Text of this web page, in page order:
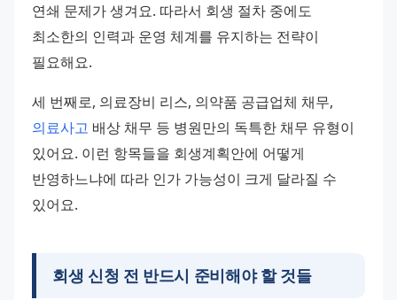
연쇄 문제가 생겨요. 따라서 회생 절차 중에도
최소한의 인력과 운영 체계를 유지하는 전략이
필요해요.
의료사고 배상 채무 등 병원만의 독특한 채무 유형이
있어요. 이런 항목들을 회생계획안에 어떻게
반영하느냐에 따라 인가 가능성이 크게 달라질 수
있어요.
회생 신청 전 반드시 준비해야 할 것들